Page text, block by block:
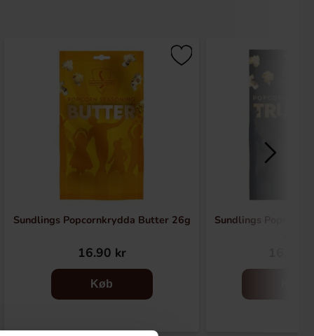
Sundlings Popcornkrydda Butter 26g
16.90 kr
Køb
Sundlings